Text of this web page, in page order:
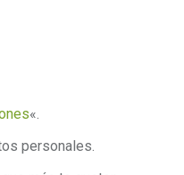
«.
personales.